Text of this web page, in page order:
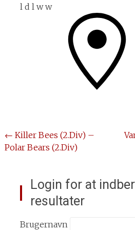
l d l ww
Post
navigation
← Killer Bees (2.Div) –
Polar Bears (2.Div)
Login for at
resultater
Brugernavn